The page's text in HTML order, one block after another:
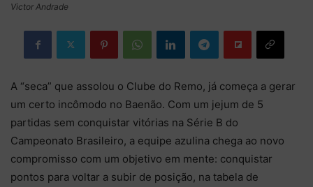
Victor Andrade
A “seca” que assolou o Clube do Remo, já começa a gerar
um certo incômodo no Baenão. Com um jejum de 5
partidas sem conquistar vitórias na Série B do
Campeonato Brasileiro, a equipe azulina chega ao novo
compromisso com um objetivo em mente: conquistar
pontos para voltar a subir de posição, na tabela de